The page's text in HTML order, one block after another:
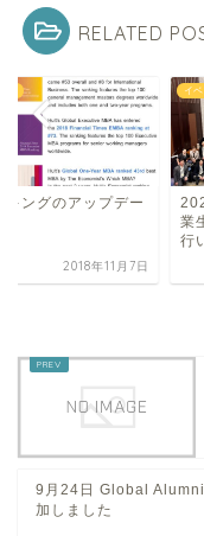
RELATED
キングのアップデー
2018年11月7日
イベ
業
行
9月24日 Global
加しました